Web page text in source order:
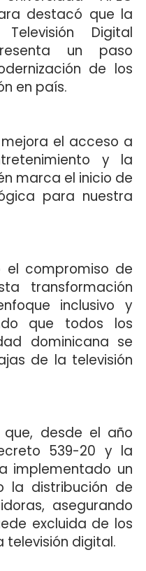
destacó que la
Digital
un paso
de los
en país.
el acceso a
y la
marca el inicio de
para nuestra
el compromiso de
transformación
inclusivo y
que todos los
dominicana se
de la televisión
que, desde el año
539-20 y la
implementado un
la distribución de
asegurando
excluida de los
televisión digital.